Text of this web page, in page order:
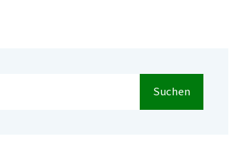
Suchen